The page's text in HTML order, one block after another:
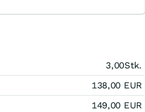
3,00Stk.
138,00 EUR
149,00 EUR